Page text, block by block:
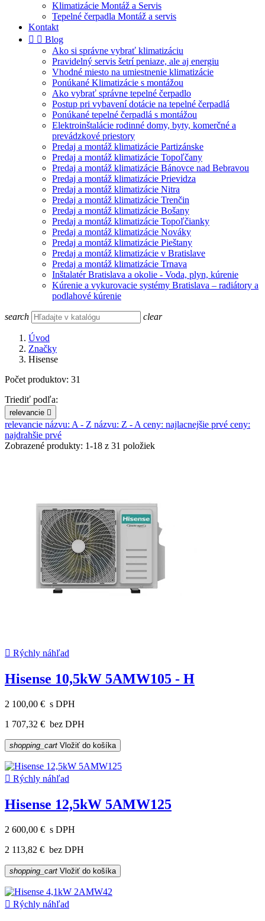
Klimatizácie Montáž a Servis
Tepelné čerpadla Montáž a servis
Kontakt
  Blog
Ako si správne vybrať klimatizáciu
Pravidelný servis šetrí peniaze, ale aj energiu
Vhodné miesto na umiestnenie klimatizácie
Ponúkané Klimatizácie s montážou
Ako vybrať správne tepelné čerpadlo
Postup pri vybavení dotácie na tepelné čerpadlá
Ponúkané tepelné čerpadlá s montážou
Elektroinštalácie rodinné domy, byty, komerčné a
prevádzkové priestory
Predaj a montáž klimatizácie Partizánske
Predaj a montáž klimatizácie Topoľčany
Predaj a montáž klimatizácie Bánovce nad Bebravou
Predaj a montáž klimatizácie Prievidza
Predaj a montáž klimatizácie Nitra
Predaj a montáž klimatizácie Trenčin
Predaj a montáž klimatizácie Bošany
Predaj a montáž klimatizácie Topoľčianky
Predaj a montáž klimatizácie Nováky
Predaj a montáž klimatizácie Pieštany
Predaj a montáž klimatizácie v Bratislave
Predaj a montáž klimatizácie Trnava
Inštalatér Bratislava a okolie - Voda, plyn, kúrenie
Kúrenie a vykurovacie systémy Bratislava – radiátory a
podlahové kúrenie
search clear
Úvod
Značky
Hisense
Počet produktov: 31
Triediť podľa:
relevancie 
relevancie názvu: A - Z názvu: Z - A ceny: najlacnejšie prvé ceny:
najdrahšie prvé
Zobrazené produkty: 1-18 z 31 položiek
 Rýchly náhľad
Hisense 10,5kW 5AMW105 - H
2 100,00 € s DPH
1 707,32 € bez DPH
shopping_cart Vložiť do košíka
 Rýchly náhľad
Hisense 12,5kW 5AMW125
2 600,00 € s DPH
2 113,82 € bez DPH
shopping_cart Vložiť do košíka
 Rýchly náhľad